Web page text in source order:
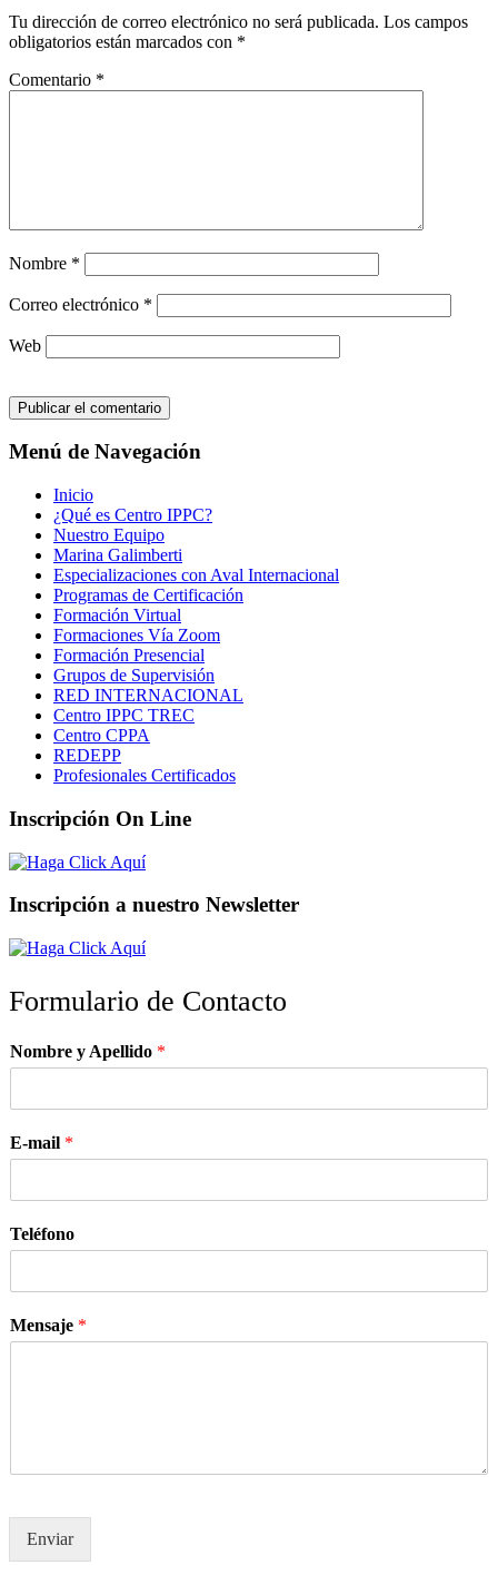
Tu dirección de correo electrónico no será publicada. Los campos
obligatorios están marcados con *
Comentario *
Nombre *
Correo electrónico *
Web
Menú de Navegación
Inicio
¿Qué es Centro IPPC?
Nuestro Equipo
Marina Galimberti
Especializaciones con Aval Internacional
Programas de Certificación
Formación Virtual
Formaciones Vía Zoom
Formación Presencial
Grupos de Supervisión
RED INTERNACIONAL
Centro IPPC TREC
Centro CPPA
REDEPP
Profesionales Certificados
Inscripción On Line
Inscripción a nuestro Newsletter
Formulario de Contacto
Nombre y Apellido *
E-mail *
Teléfono
Mensaje *
Enviar